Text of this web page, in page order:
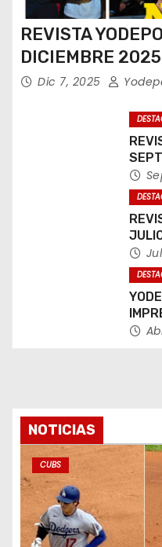
REVISTA
DICIEMBRE 2025
Dic 7, 2025
NOTICIAS
CUBS